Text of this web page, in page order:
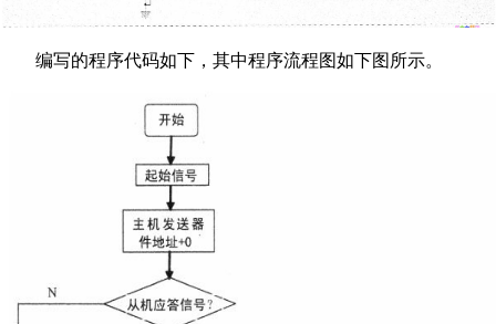
编写的程序代码如下，其中程序流程图如下图所示。